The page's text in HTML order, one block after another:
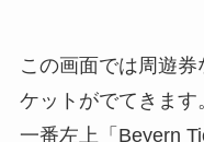
この画面では周遊
ケットがでてきます
一番左上「Beyern